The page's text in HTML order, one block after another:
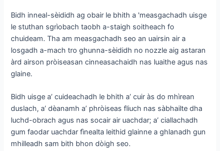
Bidh inneal-sèididh ag obair le bhith a 'measgachadh uisge
le stuthan sgrìobach taobh a-staigh soitheach fo
chuideam. Tha am measgachadh seo an uairsin air a
losgadh a-mach tro ghunna-sèididh no nozzle aig astaran
àrd airson pròiseasan cinneasachaidh nas luaithe agus nas
glaine.
Bidh uisge a’ cuideachadh le bhith a’ cuir às do mhìrean
duslach, a’ dèanamh a’ phròiseas fliuch nas sàbhailte dha
luchd-obrach agus nas socair air uachdar; a’ ciallachadh
gum faodar uachdar fìnealta leithid glainne a ghlanadh gun
mhilleadh sam bith bhon dòigh seo.